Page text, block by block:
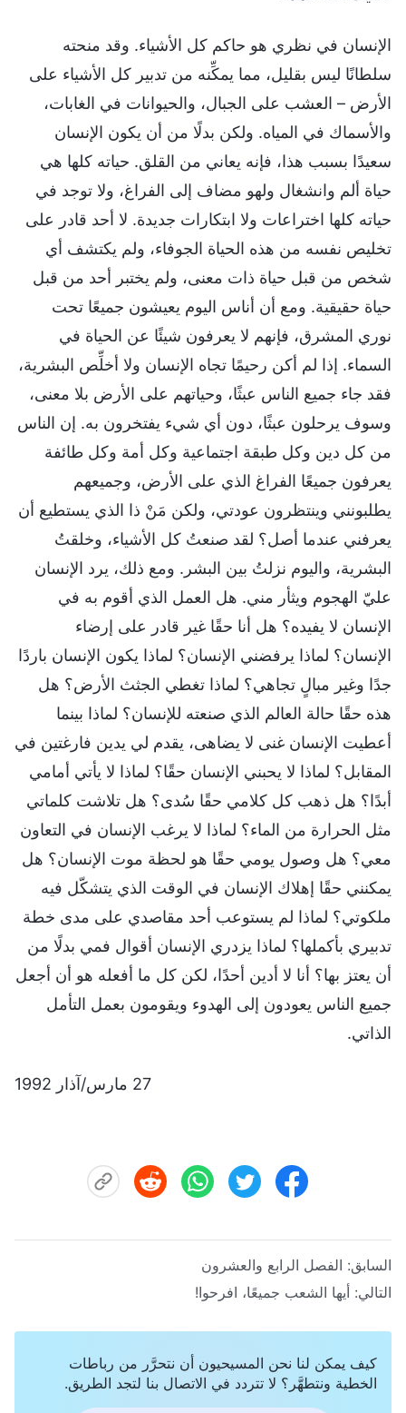
الإنسان في نظري هو حاكم كل الأشياء. وقد منحته
سلطانًا ليس بقليل، مما يمكِّنه من تدبير كل الأشياء على
الأرض – العشب على الجبال، والحيوانات في الغابات،
والأسماك في المياه. ولكن بدلًا من أن يكون الإنسان
سعيدًا بسبب هذا، فإنه يعاني من القلق. حياته كلها هي
حياة ألم وانشغال ولهو مضاف إلى الفراغ، ولا توجد في
حياته كلها اختراعات ولا ابتكارات جديدة. لا أحد قادر على
تخليص نفسه من هذه الحياة الجوفاء، ولم يكتشف أي
شخص من قبل حياة ذات معنى، ولم يختبر أحد من قبل
حياة حقيقية. ومع أن أناس اليوم يعيشون جميعًا تحت
نوري المشرق، فإنهم لا يعرفون شيئًا عن الحياة في
السماء. إذا لم أكن رحيمًا تجاه الإنسان ولا أخلِّص البشرية،
فقد جاء جميع الناس عبثًا، وحياتهم على الأرض بلا معنى،
وسوف يرحلون عبثًا، دون أي شيء يفتخرون به. إن الناس
من كل دين وكل طبقة اجتماعية وكل أمة وكل طائفة
يعرفون جميعًا الفراغ الذي على الأرض، وجميعهم
يطلبونني وينتظرون عودتي، ولكن مَنْ ذا الذي يستطيع أن
يعرفني عندما أصل؟ لقد صنعتُ كل الأشياء، وخلقتُ
البشرية، واليوم نزلتُ بين البشر. ومع ذلك، يرد الإنسان
عليّ الهجوم ويثأر مني. هل العمل الذي أقوم به في
الإنسان لا يفيده؟ هل أنا حقًا غير قادر على إرضاء
الإنسان؟ لماذا يرفضني الإنسان؟ لماذا يكون الإنسان باردًا
جدًا وغير مبالٍ تجاهي؟ لماذا تغطي الجثث الأرض؟ هل
هذه حقًا حالة العالم الذي صنعته للإنسان؟ لماذا بينما
أعطيت الإنسان غنى لا يضاهى، يقدم لي يدين فارغتين في
المقابل؟ لماذا لا يحبني الإنسان حقًا؟ لماذا لا يأتي أمامي
أبدًا؟ هل ذهب كل كلامي حقًا سُدى؟ هل تلاشت كلماتي
مثل الحرارة من الماء؟ لماذا لا يرغب الإنسان في التعاون
معي؟ هل وصول يومي حقًا هو لحظة موت الإنسان؟ هل
يمكنني حقًا إهلاك الإنسان في الوقت الذي يتشكّل فيه
ملكوتي؟ لماذا لم يستوعب أحد مقاصدي على مدى خطة
تدبيري بأكملها؟ لماذا يزدري الإنسان أقوال فمي بدلًا من
أن يعتز بها؟ أنا لا أدين أحدًا، لكن كل ما أفعله هو أن أجعل
جميع الناس يعودون إلى الهدوء ويقومون بعمل التأمل
الذاتي.
27 مارس/آذار 1992
السابق: الفصل الرابع والعشرون
التالي: أيها الشعب جميعًا، افرحوا!
كيف يمكن لنا نحن المسيحيون أن نتحرَّر من رباطات
الخطية ونتطهَّر؟ لا تتردد في الاتصال بنا لتجد الطريق.